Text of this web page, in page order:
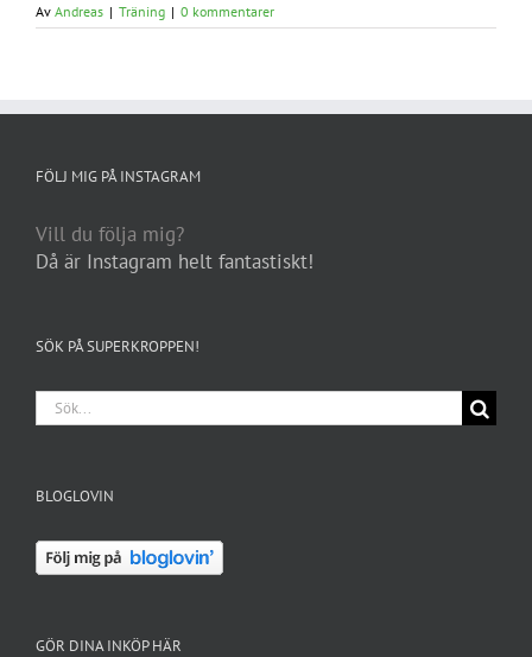
Av Andreas | Träning | 0 kommentarer
FÖLJ MIG PÅ INSTAGRAM
Vill du följa mig?
Då är Instagram helt fantastiskt!
SÖK PÅ SUPERKROPPEN!
Sök
efter:
BLOGLOVIN
GÖR DINA INKÖP HÄR